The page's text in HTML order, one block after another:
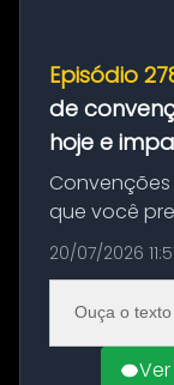
Episódio
de
hoje e
que você
segunda-
para que
partidárias
20/07/2026
Ouça o texto